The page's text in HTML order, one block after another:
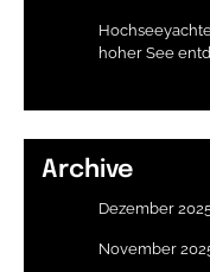
hoher See
Archive
Dezember
November